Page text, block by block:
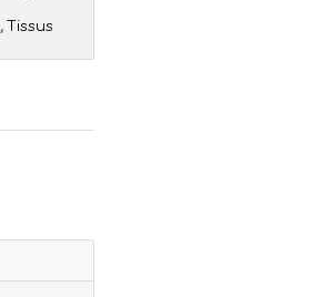
, Tissus